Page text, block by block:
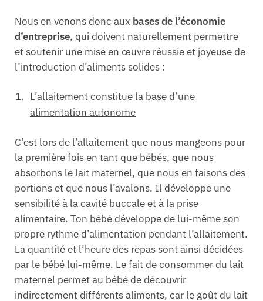
Nous en venons donc aux bases de l’économie
d’entreprise, qui doivent naturellement permettre
et soutenir une mise en œuvre réussie et joyeuse de
l’introduction d’aliments solides :
L’allaitement constitue la base d’une
alimentation autonome
C’est lors de l’allaitement que nous mangeons pour
la première fois en tant que bébés, que nous
absorbons le lait maternel, que nous en faisons des
portions et que nous l’avalons. Il développe une
sensibilité à la cavité buccale et à la prise
alimentaire. Ton bébé développe de lui-même son
propre rythme d’alimentation pendant l’allaitement.
La quantité et l’heure des repas sont ainsi décidées
par le bébé lui-même. Le fait de consommer du lait
maternel permet au bébé de découvrir
indirectement différents aliments, car le goût du lait